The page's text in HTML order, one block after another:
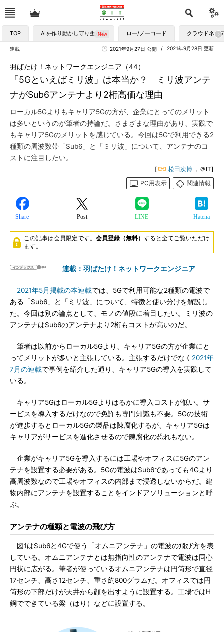
TOP AIを作り動かし守り生かす ロー/ノーコード クラウドネイ
連載 2021年9月28日 更新
2021年9月27日 公開
「5Gといえばミリ波」は本当か？ ミリ波アンテ
ナがSub6アンテナより2桁高価な理由
羽ばたけ！ネットワークエンジニア（44）
ローカル5Gよりもキャリア5Gの方が、企業にとってのメリット
は多いというのが筆者の持論だ。さまざまな理由があり、実践で
もキャリア5Gのメリットを感じている。今回は5Gで利用できる2
種類の周波数帯「Sub6」と「ミリ波」について、アンテナのコ
ストに注目したい。
[ 松田次博 ，＠IT]
PC用表示
関連情報
Share Post LINE Hatena
この記事は会員限定です。 会員登録（無料） すると全てご覧いただけ
ます。
連載：羽ばたけ！ネットワークエンジニア
2021年5月掲載の本連載では、5Gで利用可能な2種類の電波で
ある「Sub6」と「ミリ波」について、特徴と使い分けを解説し
た。今回は別の論点として、モノの値段に着目したい。ミリ波の
アンテナはSub6のアンテナより2桁もコストが高いのだ。
筆者は以前からローカル5Gより、キャリア5Gの方が企業にと
ってメリットが多いと主張している。主張するだけでなく 2021年
7月の連載で事例を紹介した通り、キャリア5Gの導入を実践して
いる。
キャリア5Gはローカル5Gよりはるかに導入コストが低い。サ
ービスを導入するだけなので免許も専門知識も不要。5Gの技術
が進歩するとローカル5Gの製品は陳腐化するが、キャリア5Gは
キャリアがサービスを進化させるので陳腐化の恐れもない。
企業がキャリア5Gを導入するには工場やオフィスに5Gのアン
テナを設置する必要がある。5Gの電波はSub6であっても4Gより
高周波数なので工場やオフィスの内部まで浸透しないからだ。建
物内部にアンテナを設置することをインドアソリューションと呼
ぶ。
アンテナの種類と電波の飛び方
図1はSub6と4Gで使う「オムニアンテナ」の電波の飛び方を表
している。オムニアンテナとは無指向性のアンテナで電波は同心
円状に広がる。筆者が使っているオムニアンテナは円筒形で直径
17センチ、高さ12センチ、重さ約800グラムだ。オフィスでは円
筒形の下部だけが天井から顔を出すように設置する。工場ではH
鋼でできている梁（はり）などに設置する。